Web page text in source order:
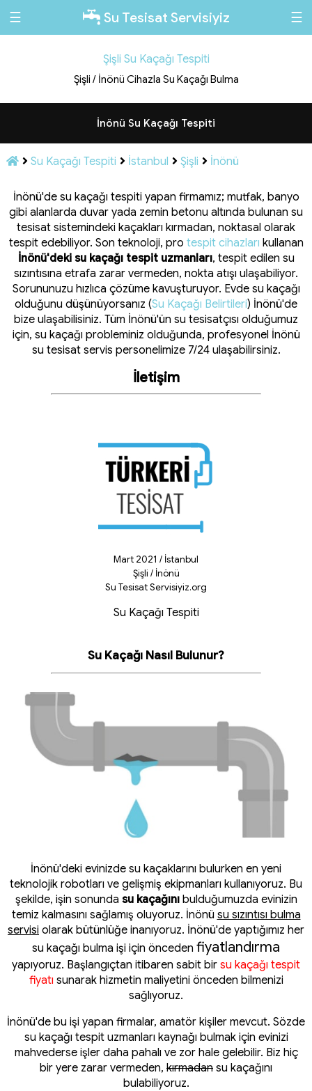
☰ Su Tesisat Servisiyiz ☰
Şişli Su Kaçağı Tespiti
Şişli / İnönü Cihazla Su Kaçağı Bulma
İnönü Su Kaçağı Tespiti
Su Kaçağı Tespiti İstanbul Şişli İnönü
İnönü'de su kaçağı tespiti yapan firmamız; mutfak, banyo
gibi alanlarda duvar yada zemin betonu altında bulunan su
tesisat sistemindeki kaçakları kırmadan, noktasal olarak
tespit edebiliyor. Son teknoloji, pro tespit cihazları kullanan
İnönü'deki su kaçağı tespit uzmanları, tespit edilen su
sızıntısına etrafa zarar vermeden, nokta atışı ulaşabiliyor.
Sorununuzu hızlıca çözüme kavuşturuyor. Evde su kaçağı
olduğunu düşünüyorsanız (Su Kaçağı Belirtileri) İnönü'de
bize ulaşabilisiniz. Tüm İnönü'ün su tesisatçısı olduğumuz
için, su kaçağı probleminiz olduğunda, profesyonel İnönü
su tesisat servis personelimize 7/24 ulaşabilirsiniz.
İletişim
Mart 2021 / İstanbul
Şişli / İnönü
Su Tesisat Servisiyiz.org
Su Kaçağı Tespiti
Su Kaçağı Nasıl Bulunur?
İnönü'deki evinizde su kaçaklarını bulurken en yeni
teknolojik robotları ve gelişmiş ekipmanları kullanıyoruz. Bu
şekilde, işin sonunda su kaçağınıbulduğumuzda evinizin
temiz kalmasını sağlamış oluyoruz. İnönü su sızıntısı bulma
servisi olarak bütünlüğe inanıyoruz. İnönü'de yaptığımız her
su kaçağı bulma işi için önceden fiyatlandırma
yapıyoruz. Başlangıçtan itibaren sabit bir su kaçağı tespit
fiyatı sunarak hizmetin maliyetini önceden bilmenizi
sağlıyoruz.
İnönü'de bu işi yapan firmalar, amatör kişiler mevcut. Sözde
su kaçağı tespit uzmanları kaynağı bulmak için evinizi
mahvederse işler daha pahalı ve zor hale gelebilir. Biz hiç
bir yere zarar vermeden, kırmadan su kaçağını
bulabiliyoruz.